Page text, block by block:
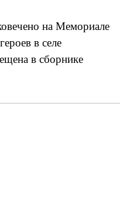
на Мемориале
в селе
в сборнике